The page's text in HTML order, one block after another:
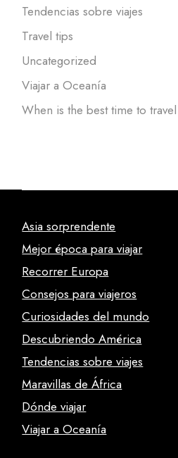
Tendencias sobre viajes
Travel tips
Uncategorized
Viajar a Oceanía
When is the best time to travel
Asia sorprendente
Mejor época para viajar
Recorrer Europa
Consejos para viajeros
Curiosidades del mundo
Descubriendo América
Tendencias sobre viajes
Maravillas de África
Dónde viajar
Viajar a Oceanía